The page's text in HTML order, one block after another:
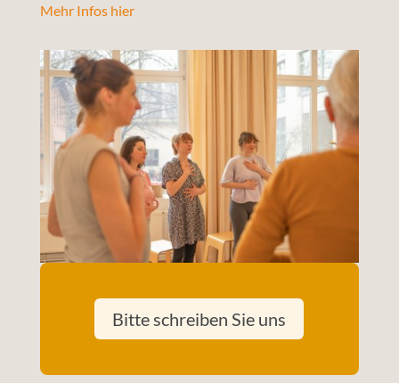
Mehr Infos hier
Bitte schreiben Sie uns